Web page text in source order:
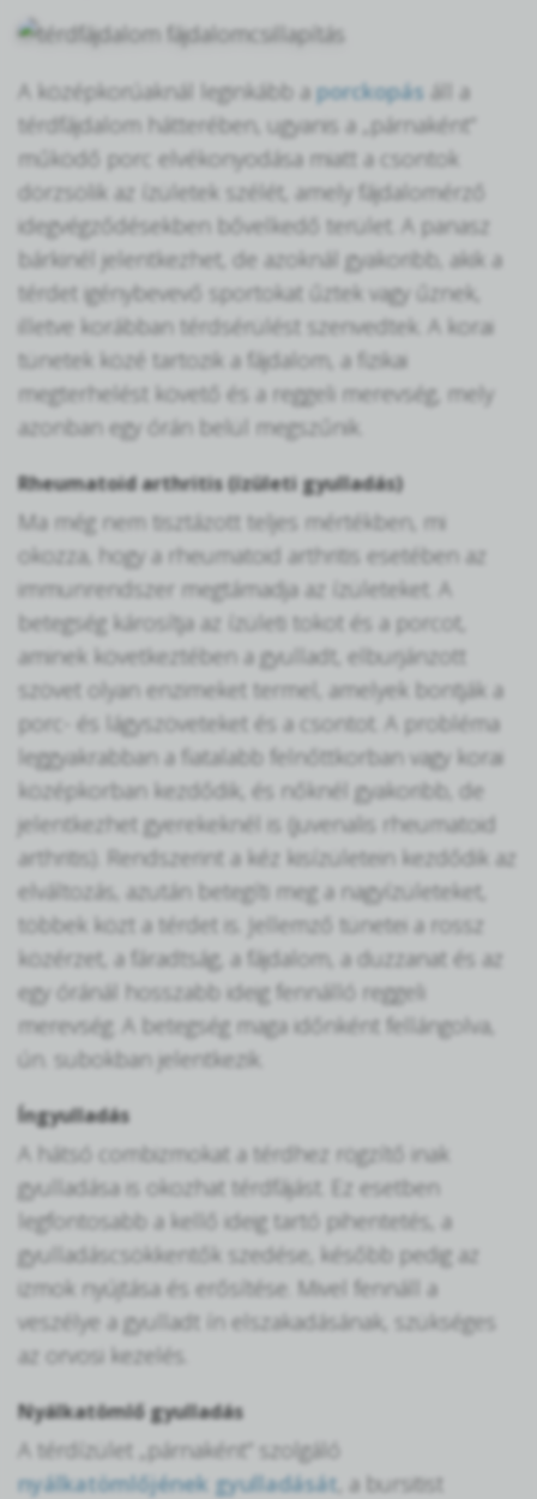
A középkorúaknál leginkább a porckopás áll a
térdfájdalom hátterében, ugyanis a „párnaként”
működő porc elvékonyodása miatt a csontok
dörzsölik az ízületek szélét, amely fájdalomérző
idegvégződésekben bővelkedő terület. A panasz
bárkinél jelentkezhet, de azoknál gyakoribb, akik a
térdet igénybevevő sportokat űztek vagy űznek,
illetve korábban térdsérülést szenvedtek. A korai
tünetek közé tartozik a fájdalom, a fizikai
megterhelést követő és a reggeli merevség, mely
azonban egy órán belül megszűnik.
Rheumatoid arthritis (ízületi gyulladás)
Ma még nem tisztázott teljes mértékben, mi
okozza, hogy a rheumatoid arthritis esetében az
immunrendszer megtámadja az ízületeket. A
betegség károsítja az ízületi tokot és a porcot,
aminek következtében a gyulladt, elburjánzott
szövet olyan enzimeket termel, amelyek bontják a
porc- és lágyszöveteket és a csontot. A probléma
leggyakrabban a fiatalabb felnőttkorban vagy korai
középkorban kezdődik, és nőknél gyakoribb, de
jelentkezhet gyerekeknél is (juvenalis rheumatoid
arthritis). Rendszerint a kéz kisízületein kezdődik az
elváltozás, azután betegíti meg a nagyízületeket,
többek közt a térdet is. Jellemző tünetei a rossz
közérzet, a fáradtság, a fájdalom, a duzzanat és az
egy óránál hosszabb ideig fennálló reggeli
merevség. A betegség maga időnként fellángolva,
ún. subokban jelentkezik.
Íngyulladás
A hátsó combizmokat a térdhez rögzítő inak
gyulladása is okozhat térdfájást. Ez esetben
legfontosabb a kellő ideig tartó pihentetés, a
gyulladáscsökkentők szedése, később pedig az
izmok nyújtása és erősítése. Mivel fennáll a
veszélye a gyulladt ín elszakadásának, szükséges
az orvosi kezelés.
Nyálkatömlő gyulladás
A térdízület „párnaként” szolgáló
nyálkatömlőjének gyulladását , a bursitist